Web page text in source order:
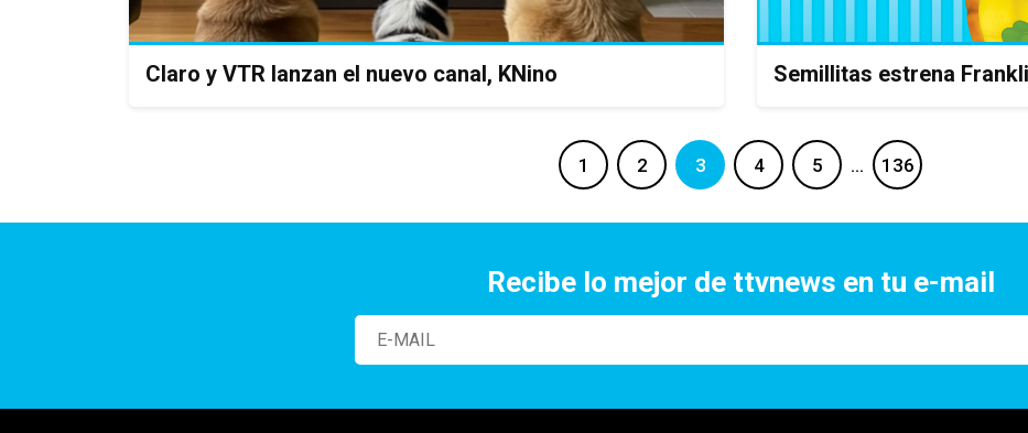
Claro y VTR lanzan el nuevo canal, KNino Semillitas estrena
1 2 3 4 5 … 136
Recibe lo mejor de ttvnews en tu e-mail